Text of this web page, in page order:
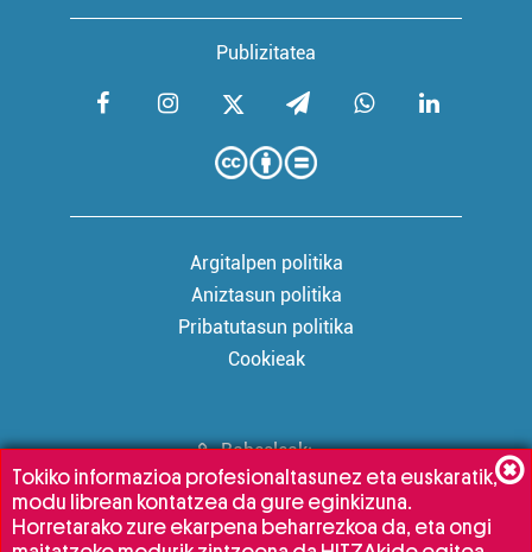
Publizitatea
Argitalpen politika
Aniztasun politika
Pribatutasun politika
Cookieak
Babesleak:
Tokiko informazioa profesionaltasunez eta euskaratik,
modu librean kontatzea da gure eginkizuna.
Horretarako zure ekarpena beharrezkoa da, eta ongi